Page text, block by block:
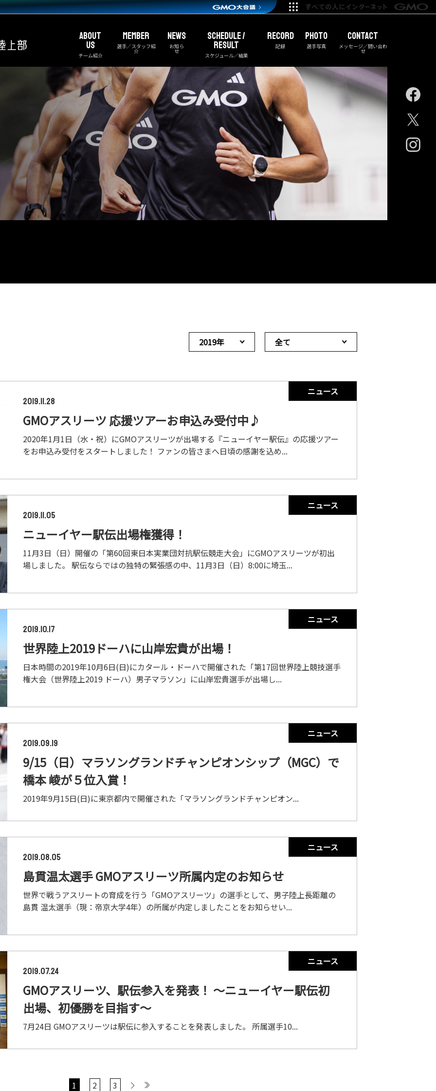
ABOUT
US
チーム紹介
MEMBER
選手／スタッフ紹
介
NEWS
お知ら
せ
SCHEDULE /
RESULT
スケジュール／結果
RECORD
記録
PHOTO
選手写真
CONTACT
メッセージ／問い合わ
せ
2019年 全て
2019.11.28
ニュース
GMOアスリーツ 応援ツアーお申込み受付中♪
2020年1月1日（水・祝）にGMOアスリーツが出場する『ニューイヤー駅伝』の応援ツアー
をお申込み受付をスタートしました！ ファンの皆さまへ日頃の感謝を込め...
2019.11.05
ニュース
ニューイヤー駅伝出場権獲得！
11月3日（日）開催の「第60回東日本実業団対抗駅伝競走大会」にGMOアスリーツが初出
場しました。 駅伝ならではの独特の緊張感の中、11月3日（日）8:00に埼玉...
2019.10.17
ニュース
世界陸上2019ドーハに山岸宏貴が出場！
日本時間の2019年10月6日(日)にカタール・ドーハで開催された「第17回世界陸上競技選手
権大会（世界陸上2019 ドーハ）男子マラソン」に山岸宏貴選手が出場し...
2019.09.19
ニュース
9/15（日）マラソングランドチャンピオンシップ（MGC）で
橋本 崚が５位入賞！
2019年9月15日(日)に東京都内で開催された「マラソングランドチャンピオン...
2019.08.05
ニュース
島貫温太選手 GMOアスリーツ所属内定のお知らせ
世界で戦うアスリートの育成を行う「GMOアスリーツ」の選手として、男子陸上長距離の
島貫 温太選手（現：帝京大学4年）の所属が内定しましたことをお知らせい...
2019.07.24
ニュース
GMOアスリーツ、駅伝参入を発表！ ～ニューイヤー駅伝初
出場、初優勝を目指す～
7月24日 GMOアスリーツは駅伝に参入することを発表しました。 所属選手10...
1 2 3 >